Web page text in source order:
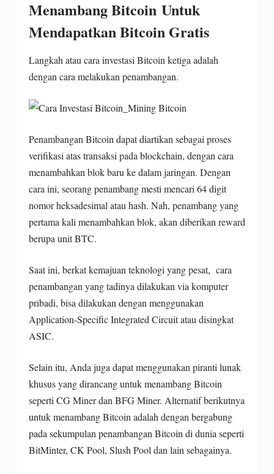
Menambang Bitcoin Untuk
Mendapatkan Bitcoin Gratis
Langkah atau cara investasi Bitcoin ketiga adalah
dengan cara melakukan penambangan.
Penambangan Bitcoin dapat diartikan sebagai proses
verifikasi atas transaksi pada blockchain, dengan cara
menambahkan blok baru ke dalam jaringan. Dengan
cara ini, seorang penambang mesti mencari 64 digit
nomor heksadesimal atau hash. Nah, penambang yang
pertama kali menambahkan blok, akan diberikan reward
berupa unit BTC.
Saat ini, berkat kemajuan teknologi yang pesat, cara
penambangan yang tadinya dilakukan via komputer
pribadi, bisa dilakukan dengan menggunakan
Application-Specific Integrated Circuit atau disingkat
ASIC.
Selain itu, Anda juga dapat menggunakan piranti lunak
khusus yang dirancang untuk menambang Bitcoin
seperti CG Miner dan BFG Miner. Alternatif berikutnya
untuk menambang Bitcoin adalah dengan bergabung
pada sekumpulan penambangan Bitcoin di dunia seperti
BitMinter, CK Pool, Slush Pool dan lain sebagainya.